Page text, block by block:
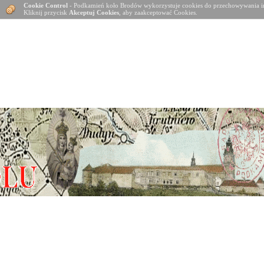
Cookie Control - Podkamień koło Brodów wykorzystuje cookies do
Kliknij przycisk Akceptuj Cookies , aby zaakceptować Cookies.